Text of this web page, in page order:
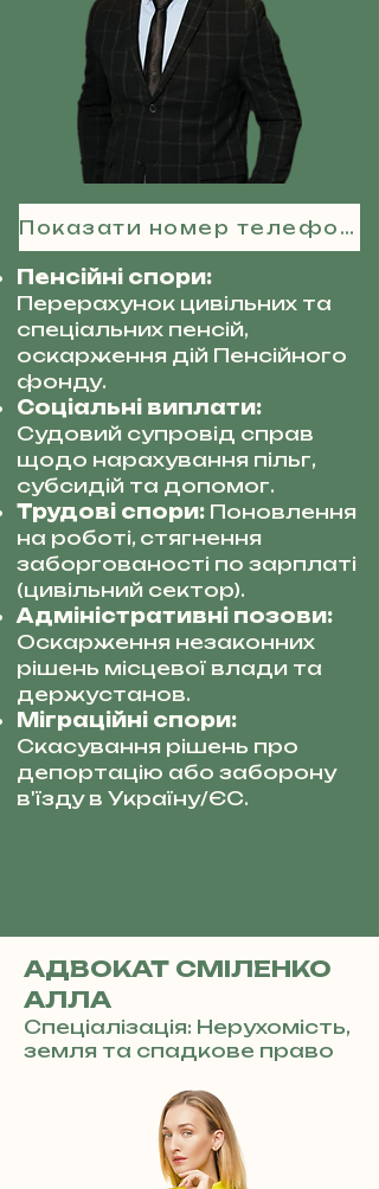
Показати номер телефону
Пенсійні спори:
Перерахунок цивільних та
спеціальних пенсій,
оскарження дій Пенсійного
фонду.
Соціальні виплати:
Судовий супровід справ
щодо нарахування пільг,
субсидій та допомог.
Трудові спори: Поновлення
на роботі, стягнення
заборгованості по зарплаті
(цивільний сектор).
Адміністративні позови:
Оскарження незаконних
рішень місцевої влади та
держустанов.
Міграційні спори:
Скасування рішень про
депортацію або заборону
в'їзду в Україну/ЄС.
АДВОКАТ СМІЛЕНКО
АЛЛА
Спеціалізація: Нерухомість,
земля та спадкове право